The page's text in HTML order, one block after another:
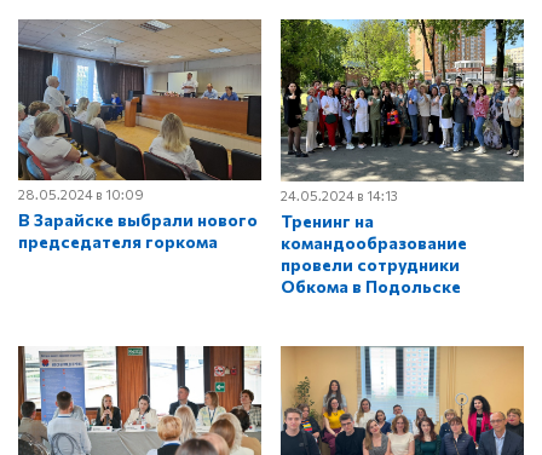
28.05.2024 в 10:09
В Зарайске выбрали нового
председателя горкома
24.05.2024 в 14:13
Тренинг на
командообразование
провели сотрудники
Обкома в Подольске